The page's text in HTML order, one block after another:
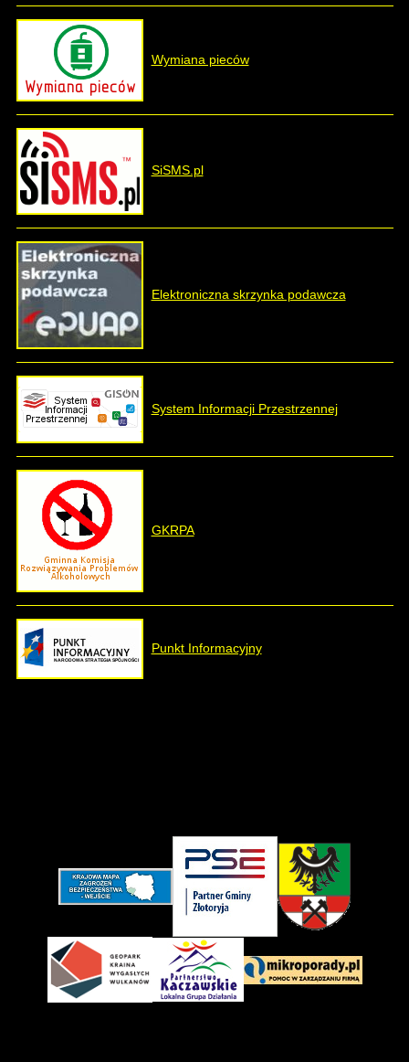
Wymiana pieców
SiSMS.pl
Elektroniczna skrzynka podawcza
System Informacji Przestrzennej
GKRPA
Punkt Informacyjny